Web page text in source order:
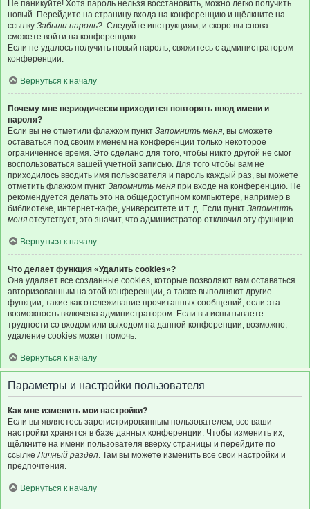
Не паникуйте! Хотя пароль нельзя восстановить, можно легко получить
новый. Перейдите на страницу входа на конференцию и щёлкните на
ссылку Забыли пароль?. Следуйте инструкциям, и скоро вы снова
сможете войти на конференцию.
Если не удалось получить новый пароль, свяжитесь с администратором
конференции.
Вернуться к началу
Почему мне периодически приходится повторять ввод имени и
пароля?
Если вы не отметили флажком пункт Запомнить меня, вы сможете
оставаться под своим именем на конференции только некоторое
ограниченное время. Это сделано для того, чтобы никто другой не смог
воспользоваться вашей учётной записью. Для того чтобы вам не
приходилось вводить имя пользователя и пароль каждый раз, вы можете
отметить флажком пункт Запомнить меня при входе на конференцию. Не
рекомендуется делать это на общедоступном компьютере, например в
библиотеке, интернет-кафе, университете и т. д. Если пункт Запомнить
меня отсутствует, это значит, что администратор отключил эту функцию.
Вернуться к началу
Что делает функция «Удалить cookies»?
Она удаляет все созданные cookies, которые позволяют вам оставаться
авторизованным на этой конференции, а также выполняют другие
функции, такие как отслеживание прочитанных сообщений, если эта
возможность включена администратором. Если вы испытываете
трудности со входом или выходом на данной конференции, возможно,
удаление cookies может помочь.
Вернуться к началу
Параметры и настройки пользователя
Как мне изменить мои настройки?
Если вы являетесь зарегистрированным пользователем, все ваши
настройки хранятся в базе данных конференции. Чтобы изменить их,
щёлкните на имени пользователя вверху страницы и перейдите по
ссылкеЛичный раздел. Там вы можете изменить все свои настройки и
предпочтения.
Вернуться к началу